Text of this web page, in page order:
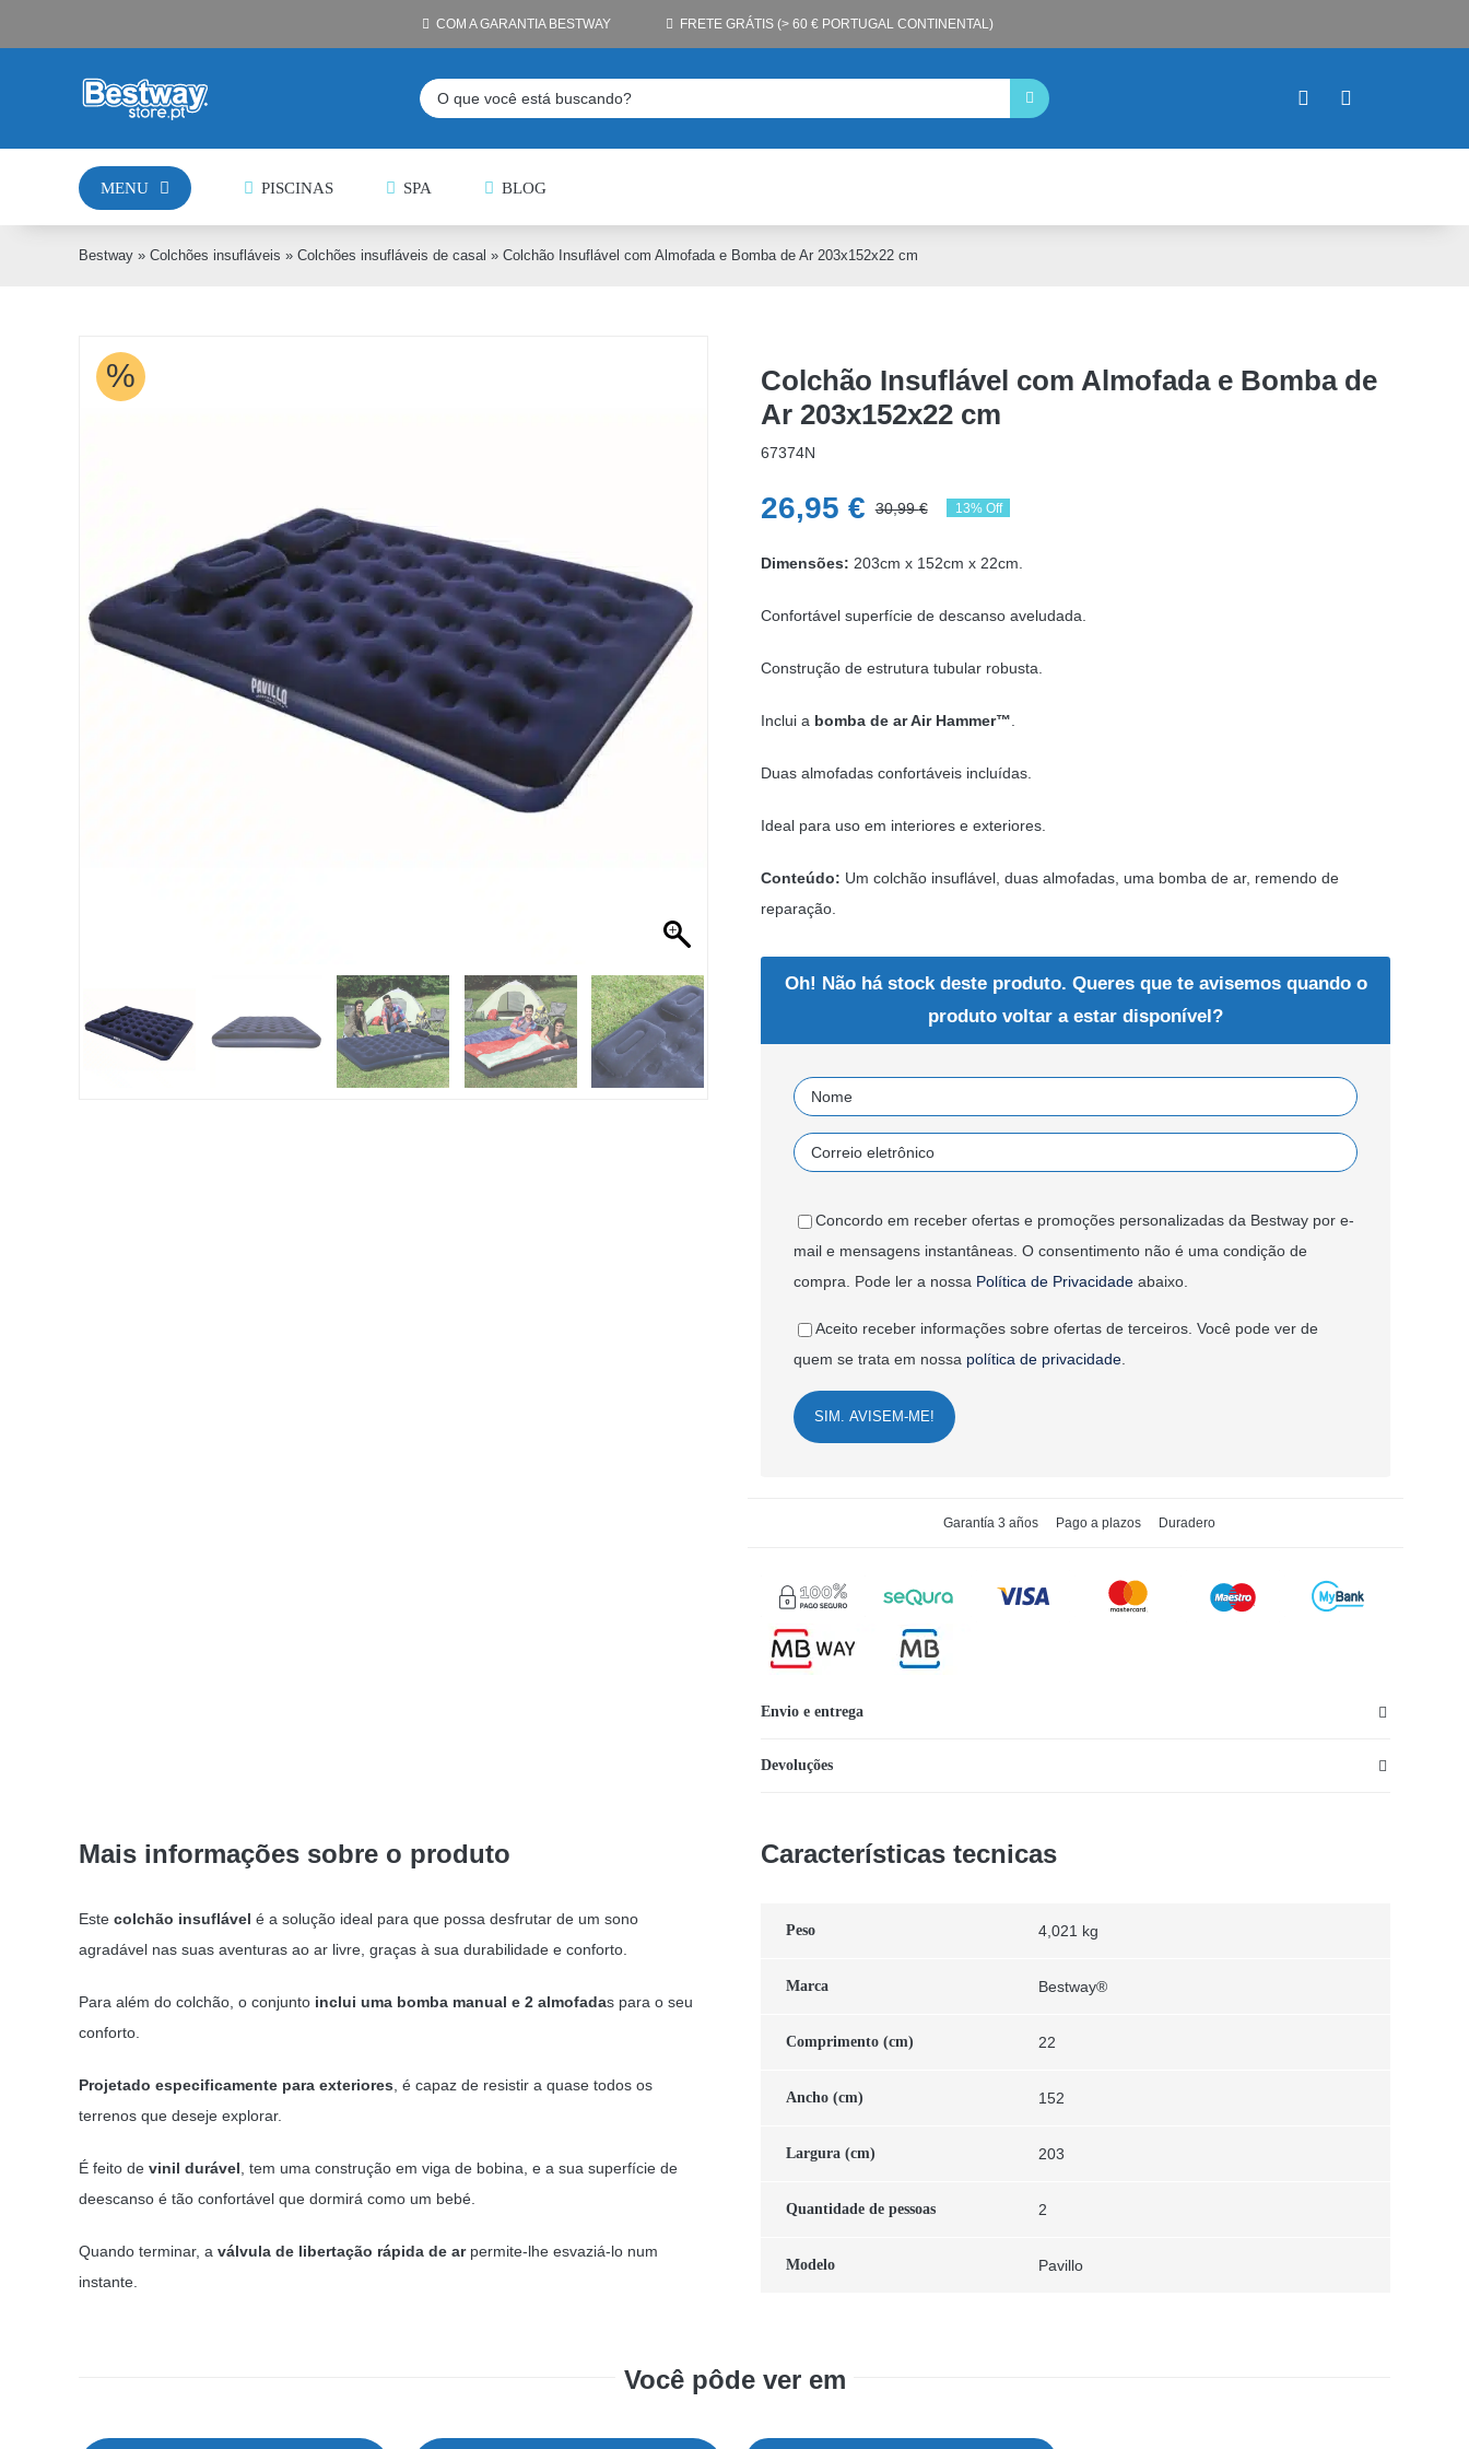
to
PISCINAS SPA BLOG
MENU
COM A GARANTIA BESTWAY FRETE GRÁTIS (> 60 € PORTUGAL CONTINENTAL)
Pesquisar
Bestway» Colchões insufláveis » Colchões insufláveis de casal » Colchão Insuflável com Almofada e Bomba de Ar 203x152x22 cm
%
Colchão Insuflável com Almofada e Bomba de
Ar 203x152x22 cm
67374N
30,99€O
preço
era:
30,99 €.
26,95 €
O
preço
é:
26,95 €.
13% Off
Dimensões: 203cm x 152cm x 22cm.
Confortável superfície de descanso aveludada.
Construção de estrutura tubular robusta.
Inclui a bomba de ar Air Hammer™
Duas almofadas confortáveis incluídas.
Ideal para uso em interiores e exteriores.
Conteúdo: Um colchão insuflável, duas almofadas, uma bomba de ar, remendo de
reparação.
Oh! Não há stock deste produto. Queres que te avisemos quando o
produto voltar a estar disponível?
Concordo em receber ofertas e promoções personalizadas da Bestway por e-
mail e mensagens instantâneas. O consentimento não é uma condição de
compra. Pode ler a nossa Política de Privacidadeabaixo.
Aceito receber informações sobre ofertas de terceiros. Você pode ver de
quem se trata em nossa política de privacidade.
SIM. AVISEM-ME!
Garantía 3 años Pago a plazos Duradero
Envio e entrega
Devoluções
Mais informações sobre o produto
Este colchão insuflável é a solução ideal para que possa desfrutar de um sono
agradável nas suas aventuras ao ar livre, graças à sua durabilidade e conforto.
Para além do colchão, o conjunto inclui uma bomba manual e 2 almofadas para o seu
conforto.
Projetado especificamente para exteriores , é capaz de resistir a quase todos os
terrenos que deseje explorar.
É feito de vinil durável , tem uma construção em viga de bobina, e a sua superfície de
deescanso é tão confortável que dormirá como um bebé.
Quando terminar, a válvula de libertação rápida de arpermite-lhe esvaziá-lo num
instante.
Características tecnicas
Peso 4,021 kg
Marca Bestway®
Comprimento (cm) 22
Ancho (cm) 152
Largura (cm) 203
Quantidade de pessoas 2
Modelo Pavillo
Você pôde ver em